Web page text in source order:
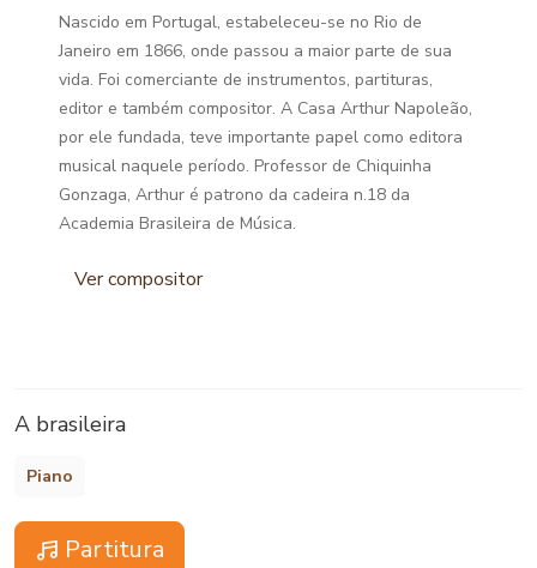
Nascido em Portugal, estabeleceu-se no Rio de
Janeiro em 1866, onde passou a maior parte de sua
vida. Foi comerciante de instrumentos, partituras,
editor e também compositor. A Casa Arthur Napoleão,
por ele fundada, teve importante papel como editora
musical naquele período. Professor de Chiquinha
Gonzaga, Arthur é patrono da cadeira n.18 da
Academia Brasileira de Música.
Ver compositor
A brasileira
Piano
Partitura